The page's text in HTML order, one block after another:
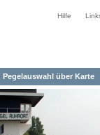
Hilfe
Pegelauswahl über Karte